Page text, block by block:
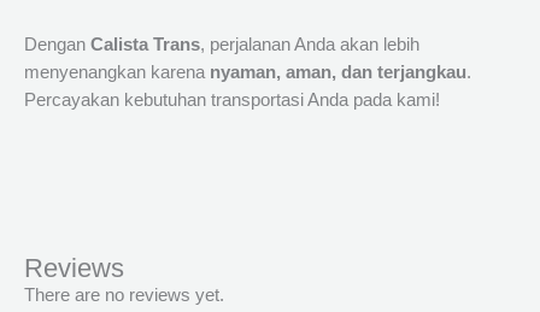
Dengan Calista Trans, perjalanan Anda akan lebih
menyenangkan karena nyaman, aman, dan terjangkau.
Percayakan kebutuhan transportasi Anda pada kami!
Reviews
There are no reviews yet.